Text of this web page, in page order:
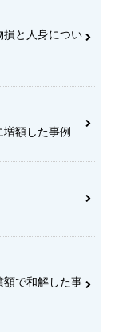
損と人身につい
額した事例
額で和解した事